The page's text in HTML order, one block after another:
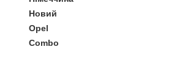
Новий
Opel
Combo